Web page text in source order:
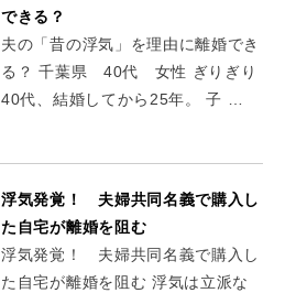
できる？
夫の「昔の浮気」を理由に離婚でき
る？ 千葉県 40代 女性 ぎりぎり
40代、結婚してから25年。 子 …
浮気発覚！ 夫婦共同名義で購入し
た自宅が離婚を阻む
浮気発覚！ 夫婦共同名義で購入し
た自宅が離婚を阻む 浮気は立派な